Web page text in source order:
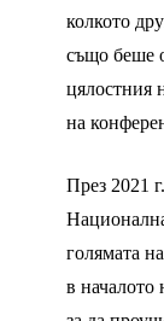
колкото
също беше
цялостния
на
През 2021
голямата
в началото